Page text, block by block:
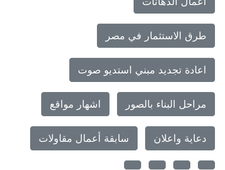
طرق الاستثمار في مصر
اعادة تجديد مبني استديو صوت
مراحل البناء بالصور اشهار مواقع
دعاية واعلان سابقة أعمال مقاولات